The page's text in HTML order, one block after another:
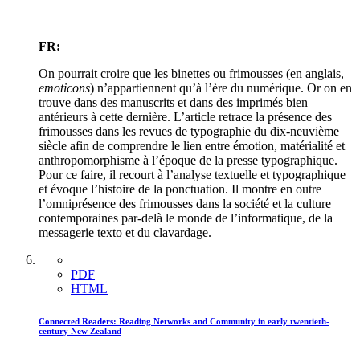
FR:
On pourrait croire que les binettes ou frimousses (en anglais,
emoticons) n’appartiennent qu’à l’ère du numérique. Or on en
trouve dans des manuscrits et dans des imprimés bien
antérieurs à cette dernière. L’article retrace la présence des
frimousses dans les revues de typographie du dix-neuvième
siècle afin de comprendre le lien entre émotion, matérialité et
anthropomorphisme à l’époque de la presse typographique.
Pour ce faire, il recourt à l’analyse textuelle et typographique
et évoque l’histoire de la ponctuation. Il montre en outre
l’omniprésence des frimousses dans la société et la culture
contemporaines par-delà le monde de l’informatique, de la
messagerie texto et du clavardage.
PDF
HTML
Connected Readers: Reading Networks and Community in early twentieth-
century New Zealand